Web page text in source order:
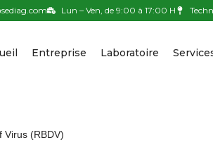
Lun – Ven, de 9:00 à 17:00 H
Entreprise Laboratoire
Virus (RBDV)